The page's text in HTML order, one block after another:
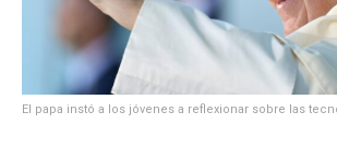
El papa instó a los jóvenes a reflexionar sobre las